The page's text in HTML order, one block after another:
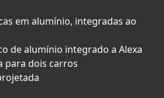
em alumínio, integradas ao
de alumínio integrado a Alexa
para dois carros